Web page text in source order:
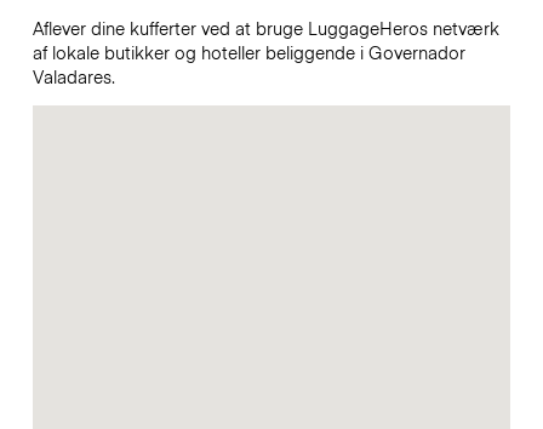
Aflever dine kufferter ved at bruge LuggageHeros netværk
af lokale butikker og hoteller beliggende i Governador
Valadares.